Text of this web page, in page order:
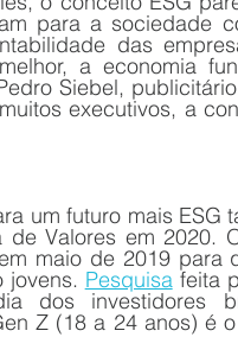
para a sociedade
das
a economia
Siebel,
executivos, a
um futuro mais
Valores em 2020.
maio de 2019 para
jovens. Pesquisa feita
dos investidores
Z (18 a 24 anos) é